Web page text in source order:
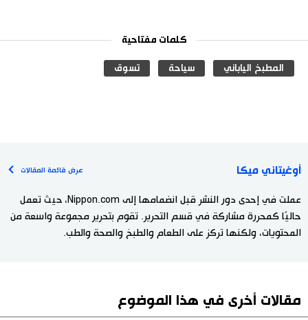
كلمات مفتاحية
المطبخ الياباني سياحة تسوق
أوغيتاني ميكا عرض قائمة المقالات
عملت في إحدى دور النشر قبل انضمامها إلى Nippon.com، حيث تعمل
حاليًا كمحررة مشاركة في قسم التحرير. تقوم بتحرير مجموعة واسعة من
المحتويات، ولكنها تركز على الطعام والطبخ والصحة والطب.
مقالات أخرى في هذا الموضوع